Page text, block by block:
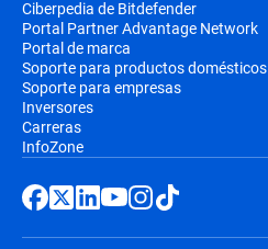
Ciberpedia de Bitdefender
Portal Partner Advantage Network
Portal de marca
Soporte para productos domésticos
Soporte para empresas
Inversores
Carreras
InfoZone